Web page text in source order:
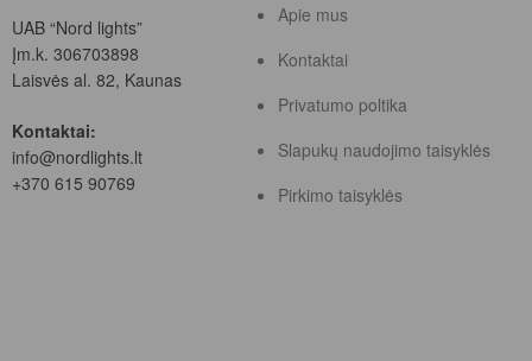
UAB “Nord lights”
Įm.k. 306703898
Laisvės al. 82, Kaunas
Kontaktai:
info@nordlights.lt
+370 615 90769
Apie mus
Kontaktai
Privatumo poltika
Slapukų naudojimo taisyklės
Pirkimo taisyklės